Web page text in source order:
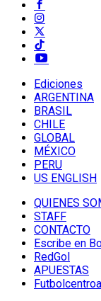
Ediciones
ARGENTINA
BRASIL
CHILE
GLOBAL
MÉXICO
PERU
US ENGLISH
QUIENES
STAFF
CONTACTO
Escribe en
RedGol
APUESTAS